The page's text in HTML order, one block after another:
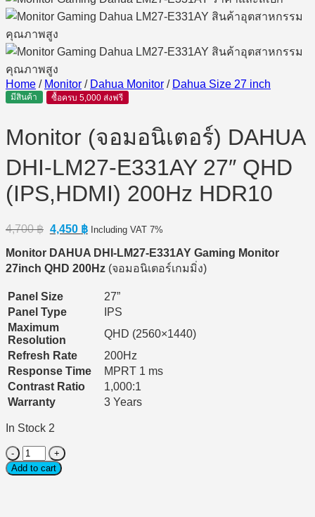
Home / Monitor / Dahua Monitor / Dahua Size 27 inch
มีสินค้า ซื้อครบ 5,000 ส่งฟรี
Monitor (จอมอนิเตอร์) DAHUA
DHI-LM27-E331AY 27″ QHD
(IPS,HDMI) 200Hz HDR10
4,700฿ Original
was:
4,700 ฿.
4,450 ฿Current
is:
4,450 ฿.
Including VAT 7%
Monitor DAHUA DHI-LM27-E331AY Gaming Monitor
27inch QHD 200Hz (จอมอนิเตอร์เกมมิ่ง)
Panel Size
27”
Panel Type
IPS
Maximum
Resolution
QHD (2560×1440)
Refresh Rate
200Hz
Response Time
MPRT 1 ms
Contrast Ratio
1,000:1
Warranty
3 Years
In Stock 2
Monitor
(จอ
Add to cart